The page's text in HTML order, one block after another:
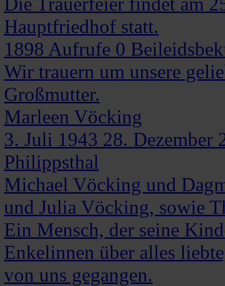
Hauptfriedhof statt.
1898 Aufrufe 0
Wir trauern um unsere
Großmutter.
Marleen Vöcking
3. Juli 1943 28. Dezember
Philippsthal
Michael Vöcking und
und Julia Vöcking, sowie
Ein Mensch, der seine
Enkelinnen über alles
von uns gegangen.